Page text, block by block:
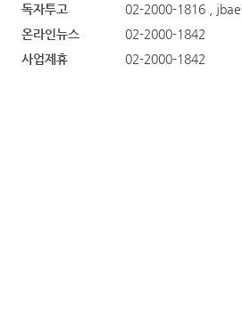
독자투고
02-2000-1816 ,
온라인뉴스
02-2000-1842
사업제휴
02-2000-1842